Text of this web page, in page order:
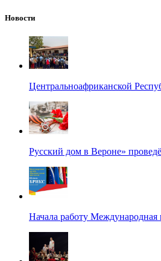
Новости
Центральноафриканской
Русский дом в Вероне»
Начала работу